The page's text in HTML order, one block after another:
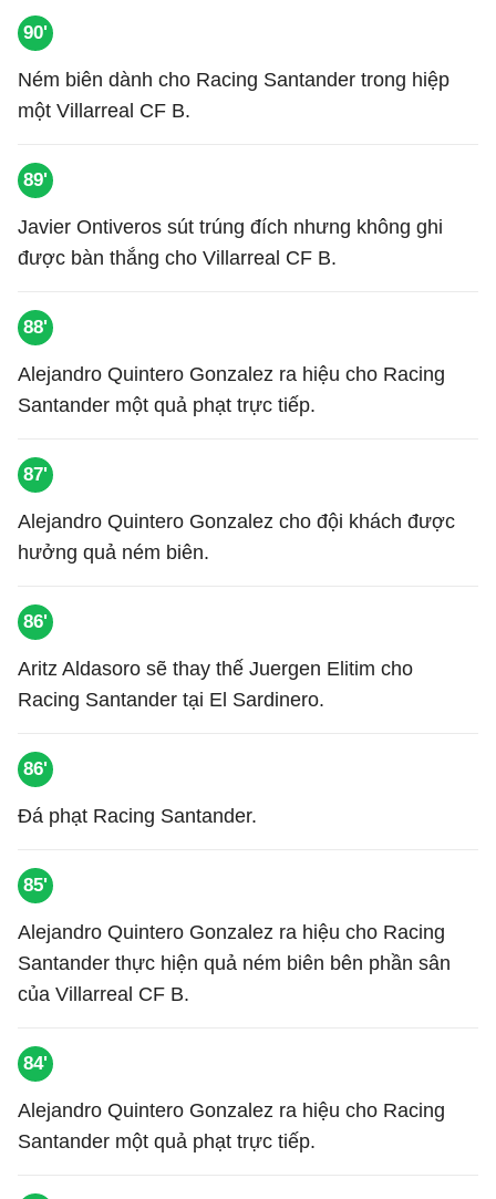
90'
Ném biên dành cho Racing Santander trong hiệp
một Villarreal CF B.
89'
Javier Ontiveros sút trúng đích nhưng không ghi
được bàn thắng cho Villarreal CF B.
88'
Alejandro Quintero Gonzalez ra hiệu cho Racing
Santander một quả phạt trực tiếp.
87'
Alejandro Quintero Gonzalez cho đội khách được
hưởng quả ném biên.
86'
Aritz Aldasoro sẽ thay thế Juergen Elitim cho
Racing Santander tại El Sardinero.
86'
Đá phạt Racing Santander.
85'
Alejandro Quintero Gonzalez ra hiệu cho Racing
Santander thực hiện quả ném biên bên phần sân
của Villarreal CF B.
84'
Alejandro Quintero Gonzalez ra hiệu cho Racing
Santander một quả phạt trực tiếp.